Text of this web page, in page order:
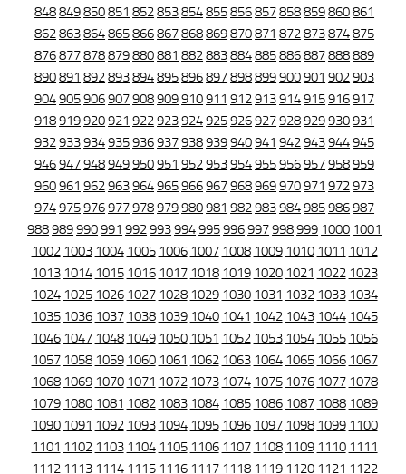
848849850851 852853854855856857858859860861
862863864865866867868869870871 872873874875
876877878879880881 882883884885886887888889
890891 892893894895896897898899900901 902903
904905906907908909910911 912913914915916917
918919920921 922923924925926927928929930931
932933934935936937938939940941 942943944945
946947948949950951 952953954955956957958959
960961 962963964965966967968969970971 972973
974975976977978979980981 982983984985986987
988989990991 992993994995996997998999 1000 1001
1002 1003 1004 1005 1006 1007 1008 1009 1010 1011 1012
1013 1014 1015 1016 1017 1018 1019 1020 1021 1022 1023
1024 1025 1026 1027 1028 1029 1030 1031 1032 1033 1034
1035 1036 1037 1038 1039 1040 1041 1042 1043 1044 1045
1046 1047 1048 1049 1050 1051 1052 1053 1054 1055 1056
1057 1058 1059 1060 1061 1062 1063 1064 1065 1066 1067
1068 1069 1070 1071 1072 1073 1074 1075 1076 1077 1078
1079 1080 1081 1082 1083 1084 1085 1086 1087 1088 1089
1090 1091 1092 1093 1094 1095 1096 1097 1098 1099 1100
1101 1102 1103 1104 1105 1106 1107 1108 1109 1110 1111
1112 1113 1114 1115 1116 1117 1118 1119 1120 1121 1122